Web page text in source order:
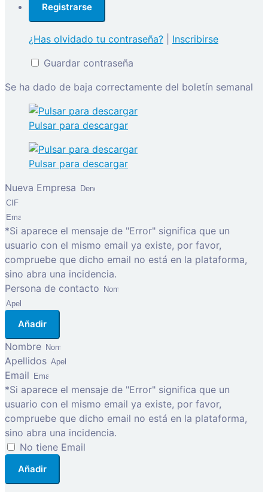
¿Has olvidado tu contraseña?
Inscribirse
Guardar contraseña
Se ha dado de baja correctamente del boletín semanal
Pulsar para descargar
Pulsar para descargar
Nueva Empresa
*Si aparece el mensaje de "Error" significa que un
usuario con el mismo email ya existe, por favor,
compruebe que dicho email no está en la plataforma,
sino abra una incidencia.
Persona de contacto
Añadir
Nombre
Apellidos
Email
*Si aparece el mensaje de "Error" significa que un
usuario con el mismo email ya existe, por favor,
compruebe que dicho email no está en la plataforma,
sino abra una incidencia.
No tiene Email
Añadir